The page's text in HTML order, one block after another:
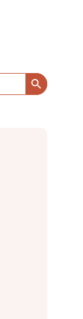
Search